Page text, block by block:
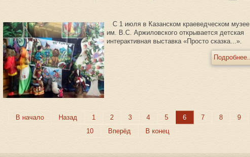
С 1 июля в Казанском краеведческом музее
им. В.С. Аржиловского открывается детская
интерактивная выставка «Просто сказка...».
Подробнее...
В начало Назад 1 2 3 4 5 6 7 8
9
10
Вперёд В конец